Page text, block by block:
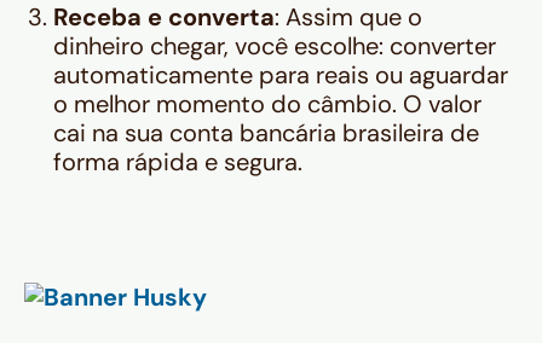
Receba e converta: Assim que o
dinheiro chegar, você escolhe: converter
automaticamente para reais ou aguardar
o melhor momento do câmbio. O valor
cai na sua conta bancária brasileira de
forma rápida e segura.